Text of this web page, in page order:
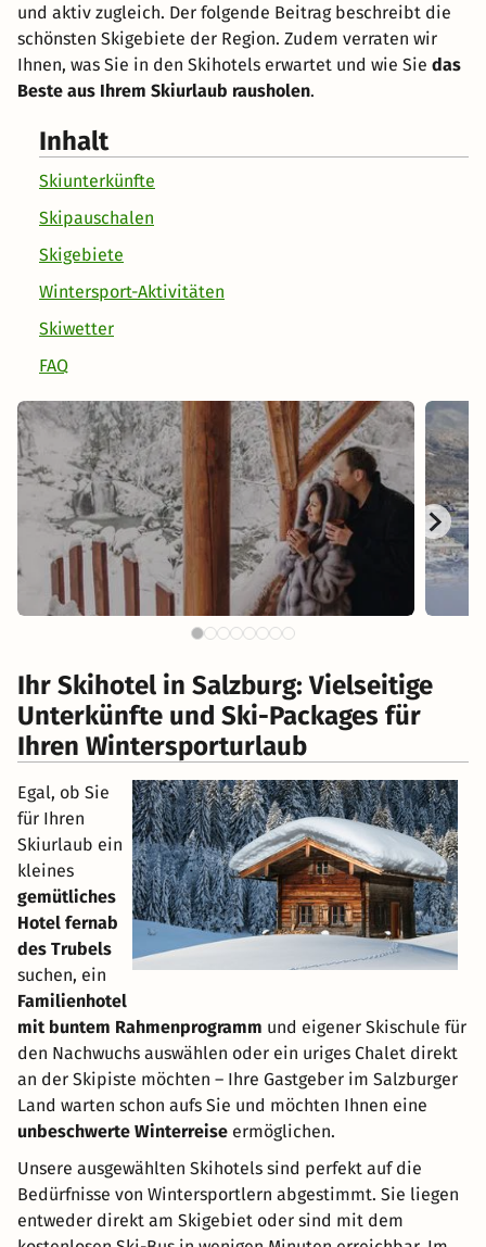
und aktiv zugleich. Der folgende Beitrag beschreibt die
schönsten Skigebiete der Region. Zudem verraten wir
Ihnen, was Sie in den Skihotels erwartet und wie Sie das
Beste aus Ihrem Skiurlaub rausholen.
Inhalt
Skiunterkünfte
Skipauschalen
Skigebiete
Wintersport-Aktivitäten
Skiwetter
FAQ
Ihr Skihotel in Salzburg: Vielseitige
Unterkünfte und Ski-Packages für
Ihren Wintersporturlaub
Egal, ob Sie
für Ihren
Skiurlaub ein
kleines
gemütliches
Hotel fernab
des Trubels
suchen, ein
Familienhotel
mit buntem Rahmenprogramm und eigener Skischule für
den Nachwuchs auswählen oder ein uriges Chalet direkt
an der Skipiste möchten – Ihre Gastgeber im Salzburger
Land warten schon aufs Sie und möchten Ihnen eine
unbeschwerte Winterreise ermöglichen.
Unsere ausgewählten Skihotels sind perfekt auf die
Bedürfnisse von Wintersportlern abgestimmt. Sie liegen
entweder direkt am Skigebiet oder sind mit dem